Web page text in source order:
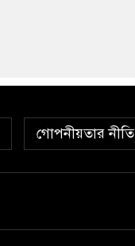
গোপনীয়তার নীতি